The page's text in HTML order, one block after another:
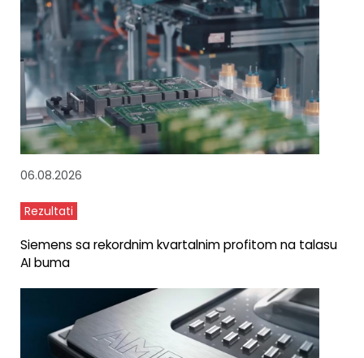
06.08.2026
Rezultati
Siemens sa rekordnim kvartalnim profitom na talasu
AI buma